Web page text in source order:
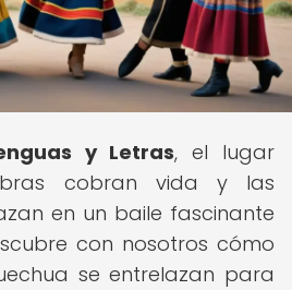
y Letras, el lugar
cobran vida y las
en un baile fascinante
con nosotros cómo
se entrelazan para